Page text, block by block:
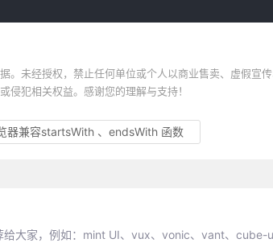
。未经授权，禁止任何单位或个人以商业售卖、虚假宣
犯相关权益。感谢您的理解与支持！
器兼容startsWith 、endsWith 函数
大家，例如：mint UI、vux、vonic、vant、cube-